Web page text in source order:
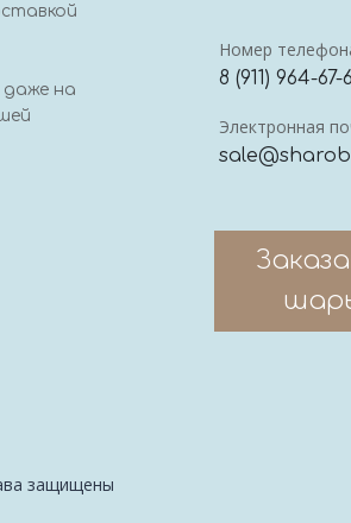
даже на
Номер
8 (911) 964-67-
Электронная
защищены